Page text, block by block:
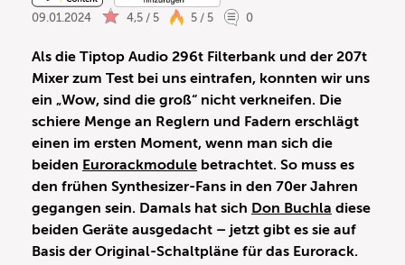
09.01.2024 4,5 / 5 5 / 5 0
Als die Tiptop Audio 296t Filterbank und der 207t
Mixer zum Test bei uns eintrafen, konnten wir uns
ein „Wow, sind die groß“ nicht verkneifen. Die
schiere Menge an Reglern und Fadern erschlägt
einen im ersten Moment, wenn man sich die
beiden Eurorackmodule betrachtet. So muss es
den frühen Synthesizer-Fans in den 70er Jahren
gegangen sein. Damals hat sich Don Buchla diese
beiden Geräte ausgedacht – jetzt gibt es sie auf
Basis der Original-Schaltpläne für das Eurorack.